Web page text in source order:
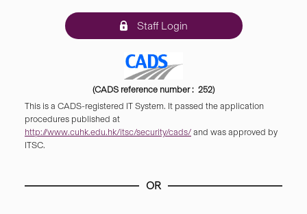
Staff Login
(CADS reference number : 252)
This is a CADS-registered IT System. It passed the application
procedures published at
http://www.cuhk.edu.hk/itsc/security/cads/ and was approved by
ITSC.
OR